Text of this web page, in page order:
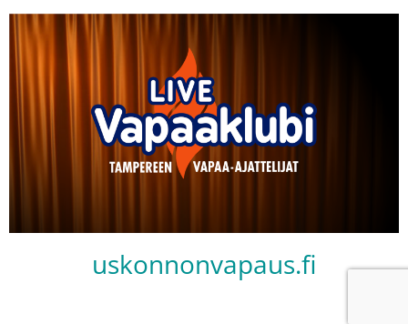
uskonnonvapaus.fi